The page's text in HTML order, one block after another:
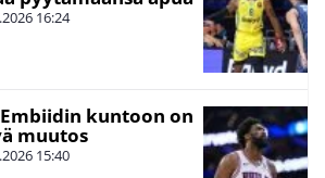
16:24
kuntoon on
muutos
15:40